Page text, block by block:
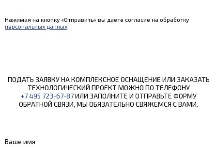
Нажимая на кнопку «Отправить» вы даете согласие на обработку
персональных данных
ПОДАТЬ ЗАЯВКУ НА КОМПЛЕКСНОЕ ОСНАЩЕНИЕ ИЛИ ЗАКАЗАТЬ
ТЕХНОЛОГИЧЕСКИЙ ПРОЕКТ МОЖНО ПО ТЕЛЕФОНУ
+7 495 723-67-87ИЛИ ЗАПОЛНИТЕ И ОТПРАВЬТЕ ФОРМУ
ОБРАТНОЙ СВЯЗИ, МЫ ОБЯЗАТЕЛЬНО СВЯЖЕМСЯ С ВАМИ.
Ваше имя